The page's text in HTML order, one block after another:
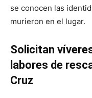
se conocen las
murieron en el lugar.
Solicitan
labores de
Cruz